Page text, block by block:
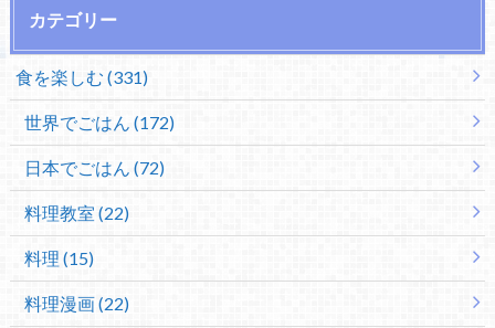
カテゴリー
食を楽しむ (331)
世界でごはん (172)
日本でごはん (72)
料理教室 (22)
料理 (15)
料理漫画 (22)